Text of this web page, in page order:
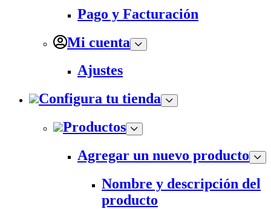
Pago y Facturación
Mi cuenta
Ajustes
Configura tu tienda
Productos
Agregar un nuevo producto
Nombre y descripción del
producto